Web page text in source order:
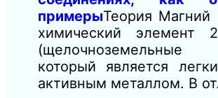
примерыТеория
химический элемент
(щелочноземельные
который является
активным металлом. В